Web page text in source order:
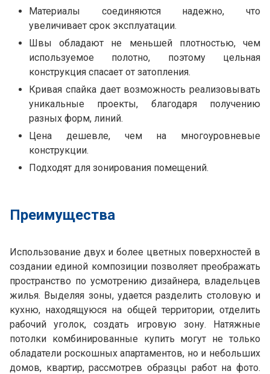
Материалы соединяются надежно, что
увеличивает срок эксплуатации.
Швы обладают не меньшей плотностью, чем
используемое полотно, поэтому цельная
конструкция спасает от затопления.
Кривая спайка дает возможность реализовывать
уникальные проекты, благодаря получению
разных форм, линий.
Цена дешевле, чем на многоуровневые
конструкции.
Подходят для зонирования помещений.
Преимущества
Использование двух и более цветных поверхностей в
создании единой композиции позволяет преображать
пространство по усмотрению дизайнера, владельцев
жилья. Выделяя зоны, удается разделить столовую и
кухню, находящуюся на общей территории, отделить
рабочий уголок, создать игровую зону. Натяжные
потолки комбинированные купить могут не только
обладатели роскошных апартаментов, но и небольших
домов, квартир, рассмотрев образцы работ на фото.